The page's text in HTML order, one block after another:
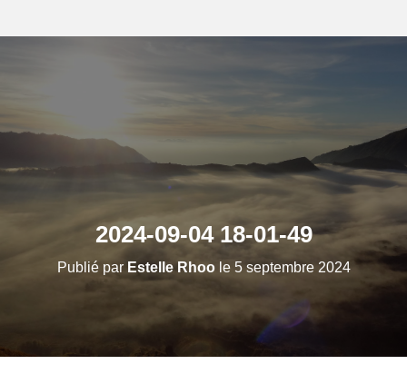
2024-09-04 18-01-49
Publié par Estelle Rhoole 5 septembre 2024